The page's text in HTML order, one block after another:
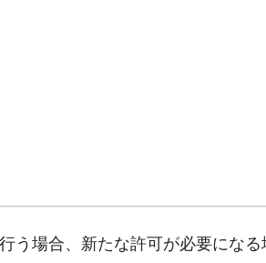
う場合、新たな許可が必要になる